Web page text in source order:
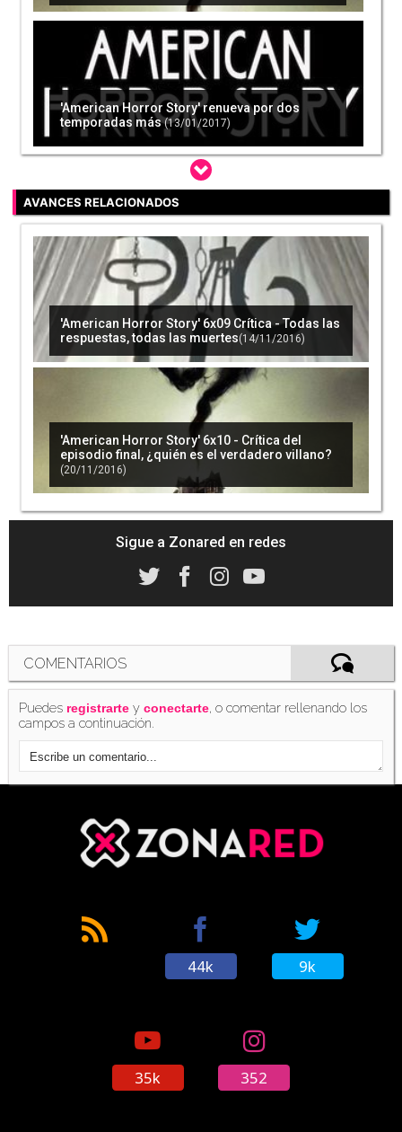
'American Horror Story' renueva por dos
temporadas más (13/01/2017)
La nueva temporada de 'American Horror
Story' tratará las elecciones de Estados
Unidos (16/02/2017)
Penélope Cruz aparecerá en la nueva
temporada de 'American Crime Story'
'American Horror Story': Así comenzará la
Max Greenfield se une a la tercera temporada
de 'American Crime Story'
Leslie Grossman aparecerá en la nueva
temporada de 'American Horror Story'
El personaje de George W. Bush aparecerá en
'Katrina: American Crime Story'
(18/05/2017)
Ryan Murphy comparte una pista sobre la
séptima temporada de 'American Horror
(22/05/2017)
AVANCES RELACIONADOS
'American Horror Story' 6x09 Crítica - Todas las
respuestas, todas las muertes(14/11/2016)
'American Horror Story' 6x10 - Crítica del
episodio final, ¿quién es el verdadero villano?
(20/11/2016)
Sigue a Zonared en redes
COMENTARIOS
Puedes registrarte yconectarte, o comentar rellenando los
campos a continuación.
44k 9k
35k 352